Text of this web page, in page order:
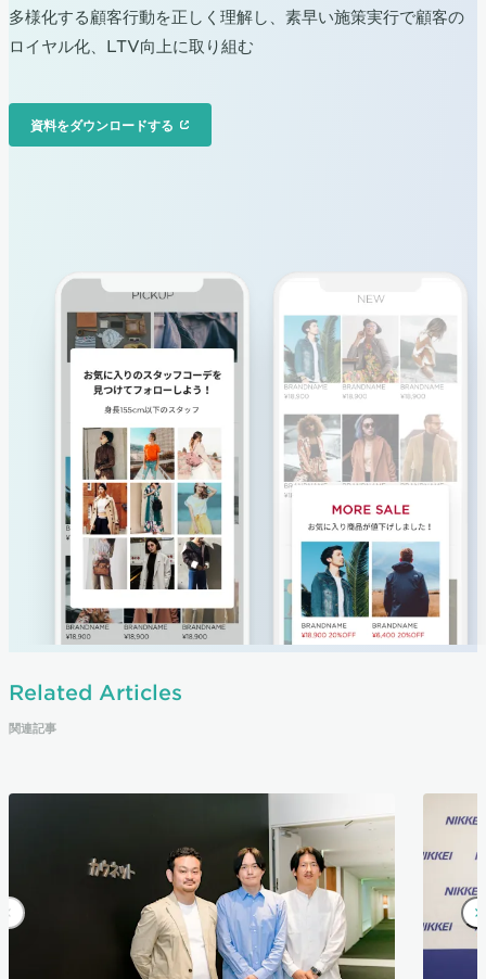
Related Articles
関連記事
多様化する顧客行動を正しく理解し、素早い施策実行で顧客の
ロイヤル化、LTV向上に取り組む
資料をダウンロードする